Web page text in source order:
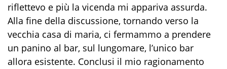
riflettevo e più la vicenda mi appariva assurda.
Alla fine della discussione, tornando verso la
vecchia casa di maria, ci fermammo a prendere
un panino al bar, sul lungomare, l’unico bar
allora esistente. Conclusi il mio ragionamento